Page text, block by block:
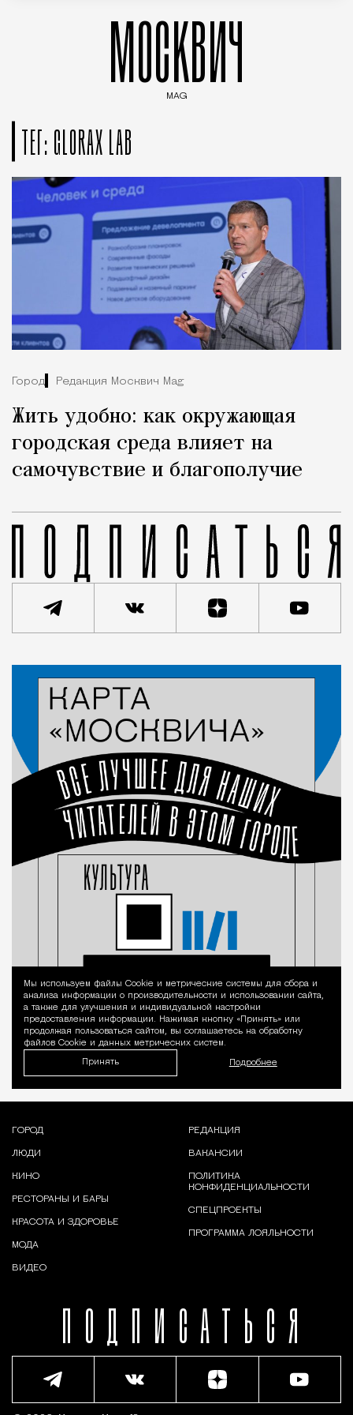
МОСКВИЧ
MAG
ТЕГ: GLORAX LAB
Город Редакция Москвич Mag
Жить удобно: как окружающая
городская среда влияет на
самочувствие и благополучие
Уведомление
Мы используем файлы Сookie и метрические системы для сбора и
анализа информации о производительности и использовании сайта,
а также для улучшения и индивидуальной настройки
предоставления информации. Нажимая кнопку «Принять» или
продолжая пользоваться сайтом, вы соглашаетесь на обработку
файлов Cookie и данных метрических систем.
Принять Подробнее
ПОДПИСАТЬСЯ
ГОРОД
ЛЮДИ
КИНО
РЕСТОРАНЫ И БАРЫ
КРАСОТА И ЗДОРОВЬЕ
МОДА
ВИДЕО
РЕДАКЦИЯ
ВАКАНСИИ
ПОЛИТИКА
КОНФИДЕНЦИАЛЬНОСТИ
СПЕЦПРОЕКТЫ
ПРОГРАММА ЛОЯЛЬНОСТИ